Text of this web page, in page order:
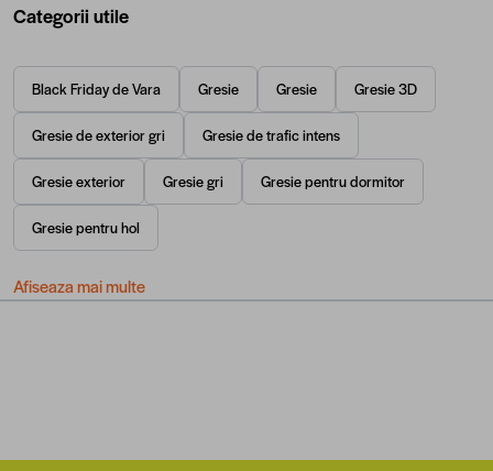
Categorii utile
Black Friday de Vara Gresie Gresie Gresie 3D
Gresie de exterior gri Gresie de trafic intens
Gresie exterior Gresie gri Gresie pentru dormitor
Gresie pentru hol
Afiseaza mai multe